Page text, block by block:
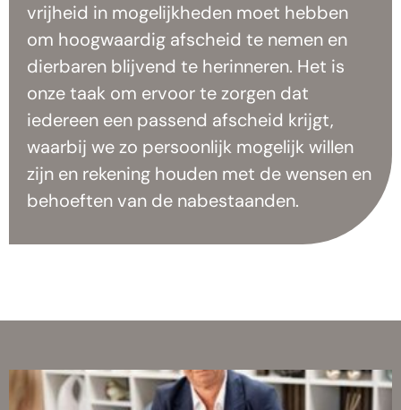
vrijheid in mogelijkheden moet hebben
om hoogwaardig afscheid te nemen en
dierbaren blijvend te herinneren. Het is
onze taak om ervoor te zorgen dat
iedereen een passend afscheid krijgt,
waarbij we zo persoonlijk mogelijk willen
zijn en rekening houden met de wensen en
behoeften van de nabestaanden.